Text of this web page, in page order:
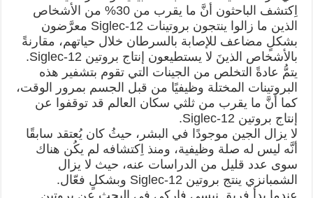
اِكتشف الباحثون أنَّ ما يقرب من 30% من الأشخاص
الذين ما زالوا ينتجون بروتينات Siglec-12 معرَّضون
بشكلٍ مضاعف للإصابة بالسرطان خلال حياتهم، مقارنةً
بالأشخاص الذينَ لا يستطيعون إنتاج بروتين Siglec-12.
يتمُّ عادةً التخلص من الجينات التي تقوم بتشفير هذه
البروتينات المختلة وظيفيًا من قبل الجسم بمرور الوقت،
كما أنَّ ما يقرب من ثلثي سكان العالم قد توقفوا عن
إنتاج بروتين Siglec-12.
لا يزال الجين موجودًا في البشر، حيثُ كان يُعتقد سابقًا
أنَّه ليس له صلة وظيفية، ومنذ اِكتشافه لم يكُن هناك
سوى عدد قليل من الدراسات عنه، حيث لا يزال
الشمبانزي ينتج بروتين Siglec-12 وبشكلٍ فعّال.
عندما بدأ فريق نيسي فاركي في البحث عن بروتين